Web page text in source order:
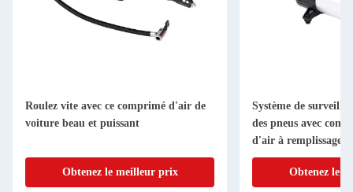
Roulez vite avec ce comprimé d'air de
voiture beau et puissant
Obtenez le meilleur prix
Système de
des pneus avec
d'air à remplissage
Obtenez le